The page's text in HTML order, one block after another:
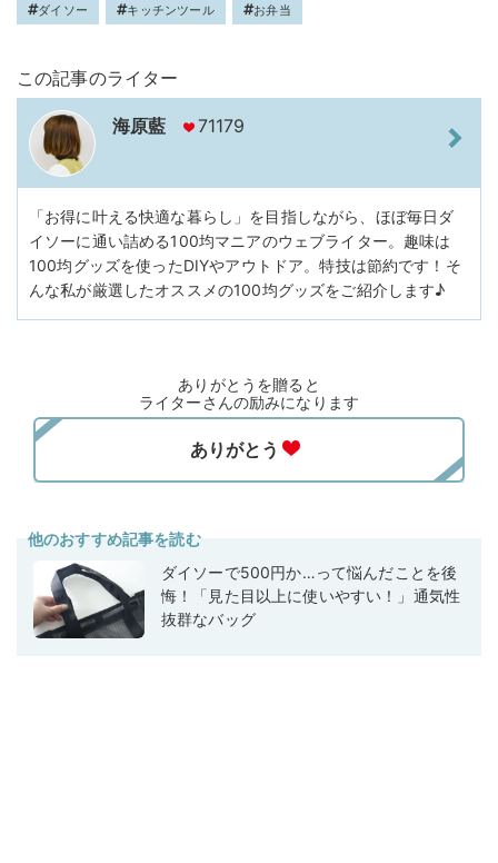
ダイソー キッチンツール お弁当
この記事のライター
海原藍 71179
「お得に叶える快適な暮らし」を目指しながら、ほぼ毎日ダ
イソーに通い詰める100均マニアのウェブライター。趣味は
100均グッズを使ったDIYやアウトドア。特技は節約です！そ
んな私が厳選したオススメの100均グッズをご紹介します♪
ありがとうを贈ると
ライターさんの励みになります
他のおすすめ記事を読む
ダイソーで500円か…って悩んだことを後
悔！「見た目以上に使いやすい！」通気性
抜群なバッグ